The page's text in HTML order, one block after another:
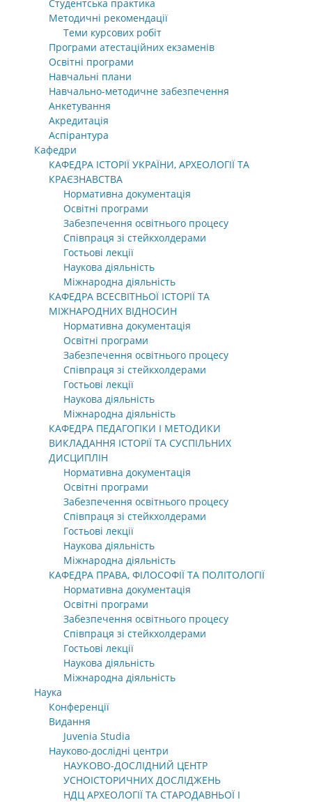
Студентська практика
Методичні рекомендації
Теми курсових робіт
Програми атестаційних екзаменів
Освітні програми
Навчальні плани
Навчально-методичне забезпечення
Анкетування
Акредитація
Аспірантура
Кафедри
КАФЕДРА ІСТОРІЇ УКРАЇНИ, АРХЕОЛОГІЇ ТА
КРАЄЗНАВСТВА
Нормативна документація
Освітні програми
Забезпечення освітнього процесу
Співпраця зі стейкхолдерами
Гостьові лекції
Наукова діяльність
Міжнародна діяльність
КАФЕДРА ВСЕСВІТНЬОЇ ІСТОРІЇ ТА
МІЖНАРОДНИХ ВІДНОСИН
Нормативна документація
Освітні програми
Забезпечення освітнього процесу
Співпраця зі стейкхолдерами
Гостьові лекції
Наукова діяльність
Міжнародна діяльність
КАФЕДРА ПЕДАГОГІКИ І МЕТОДИКИ
ВИКЛАДАННЯ ІСТОРІЇ ТА СУСПІЛЬНИХ
ДИСЦИПЛІН
Нормативна документація
Освітні програми
Забезпечення освітнього процесу
Співпраця зі стейкхолдерами
Гостьові лекції
Наукова діяльність
Міжнародна діяльність
КАФЕДРА ПРАВА, ФІЛОСОФІЇ ТА ПОЛІТОЛОГІЇ
Нормативна документація
Освітні програми
Забезпечення освітнього процесу
Співпраця зі стейкхолдерами
Гостьові лекції
Наукова діяльність
Міжнародна діяльність
Наука
Конференції
Видання
Juvenia Studia
Науково-дослідні центри
НАУКОВО-ДОСЛІДНИЙ ЦЕНТР
УСНОІСТОРИЧНИХ ДОСЛІДЖЕНЬ
НДЦ АРХЕОЛОГІЇ ТА СТАРОДАВНЬОЇ І